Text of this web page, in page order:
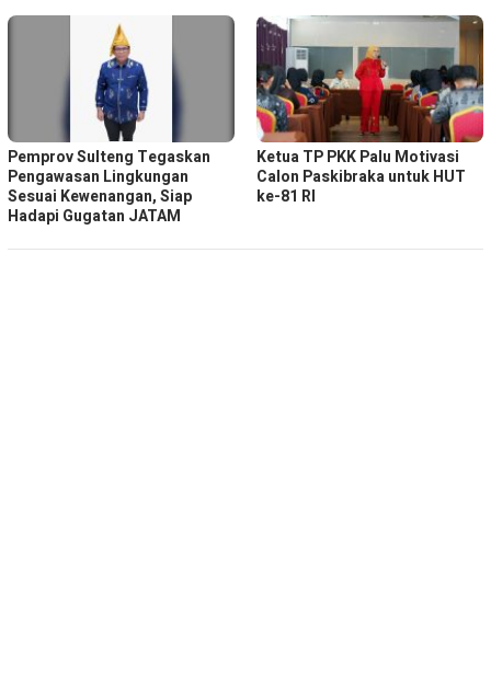
Pemprov Sulteng Tegaskan
Pengawasan Lingkungan
Sesuai Kewenangan, Siap
Hadapi Gugatan JATAM
Ketua TP PKK Palu Motivasi
Calon Paskibraka untuk HUT
ke-81 RI